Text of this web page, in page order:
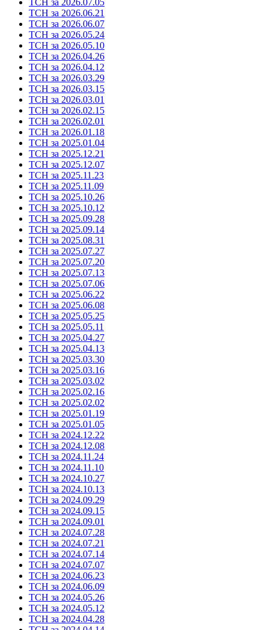
ТСН за 2026.06.21
ТСН за 2026.06.07
ТСН за 2026.05.24
ТСН за 2026.05.10
ТСН за 2026.04.26
ТСН за 2026.04.12
ТСН за 2026.03.29
ТСН за 2026.03.15
ТСН за 2026.03.01
ТСН за 2026.02.15
ТСН за 2026.02.01
ТСН за 2026.01.18
ТСН за 2025.01.04
ТСН за 2025.12.21
ТСН за 2025.12.07
ТСН за 2025.11.23
ТСН за 2025.11.09
ТСН за 2025.10.26
ТСН за 2025.10.12
ТСН за 2025.09.28
ТСН за 2025.09.14
ТСН за 2025.08.31
ТСН за 2025.07.27
ТСН за 2025.07.20
ТСН за 2025.07.13
ТСН за 2025.07.06
ТСН за 2025.06.22
ТСН за 2025.06.08
ТСН за 2025.05.25
ТСН за 2025.05.11
ТСН за 2025.04.27
ТСН за 2025.04.13
ТСН за 2025.03.30
ТСН за 2025.03.16
ТСН за 2025.03.02
ТСН за 2025.02.16
ТСН за 2025.02.02
ТСН за 2025.01.19
ТСН за 2025.01.05
ТСН за 2024.12.22
ТСН за 2024.12.08
ТСН за 2024.11.24
ТСН за 2024.11.10
ТСН за 2024.10.27
ТСН за 2024.10.13
ТСН за 2024.09.29
ТСН за 2024.09.15
ТСН за 2024.09.01
ТСН за 2024.07.28
ТСН за 2024.07.21
ТСН за 2024.07.14
ТСН за 2024.07.07
ТСН за 2024.06.23
ТСН за 2024.06.09
ТСН за 2024.05.26
ТСН за 2024.05.12
ТСН за 2024.04.28